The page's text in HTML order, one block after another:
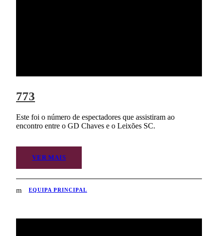
773
Este foi o número de espectadores que assistiram ao
encontro entre o GD Chaves e o Leixões SC.
VER MAIS
EQUIPA PRINCIPAL